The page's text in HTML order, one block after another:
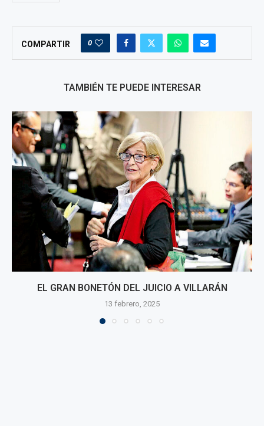
COMPARTIR 0
TAMBIÉN TE PUEDE INTERESAR
EL GRAN BONETÓN DEL JUICIO A VILLARÁN
13 febrero, 2025